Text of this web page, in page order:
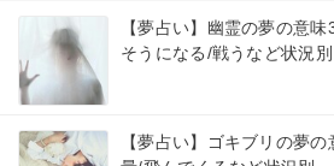
【夢占い】幽霊の夢の意
そうになる/戦うなど状況別
【夢占い】ゴキブリの夢